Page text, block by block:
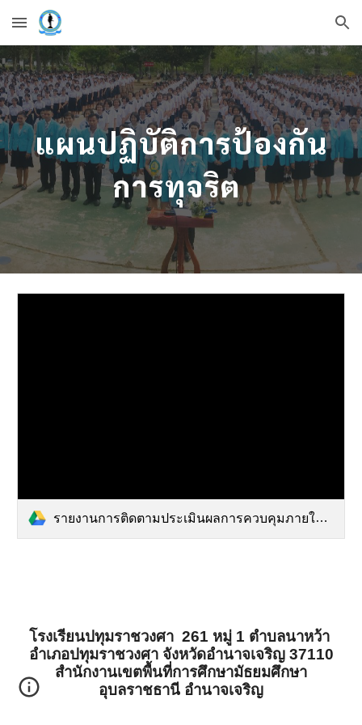
Skip to main content Skip to navigation
แผนปฏิบัติการป้องกัน
การทุจริต
รายงานการติดตามประเมินผลการควบคุมภายใน2565.pdf
โรงเรียนปทุมราชวงศา 261 หมู่ 1 ตำบลนาหว้า
อำเภอปทุมราชวงศา จังหวัดอำนาจเจริญ 37110
สำนักงานเขตพื้นที่การศึกษามัธยมศึกษา
อุบลราชธานี อำนาจเจริญ